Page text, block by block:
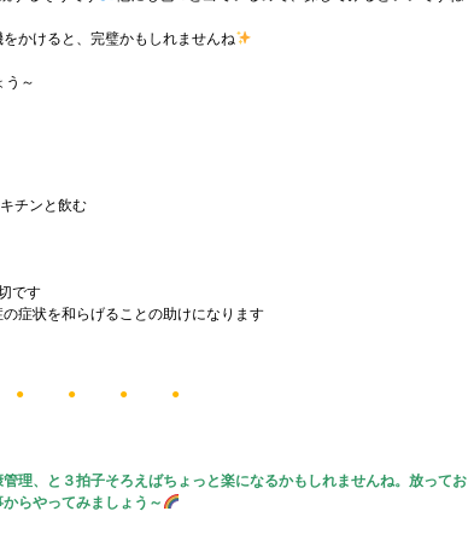
かけると、完璧かもしれませんね
う～
チンと飲む
です
症状を和らげることの助けになります
● ● ●
理、と３拍子そろえばちょっと楽になるかもしれませんね。放ってお
らやってみましょう～